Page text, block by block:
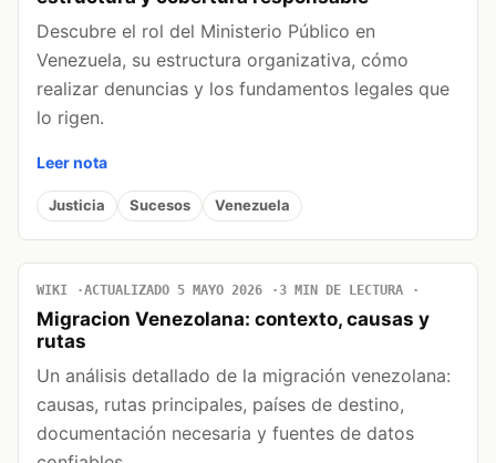
Descubre el rol del Ministerio Público en
Venezuela, su estructura organizativa, cómo
realizar denuncias y los fundamentos legales que
lo rigen.
Leer nota
Justicia Sucesos Venezuela
WIKI ACTUALIZADO 5 MAYO 2026 3 MIN DE LECTURA
Migracion Venezolana: contexto, causas y
rutas
Un análisis detallado de la migración venezolana:
causas, rutas principales, países de destino,
documentación necesaria y fuentes de datos